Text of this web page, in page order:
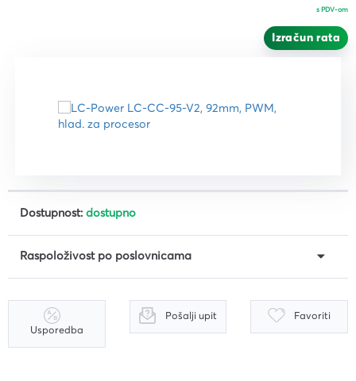
s PDV-om
Izračun rata
Dostupnost: dostupno
Raspoloživost po poslovnicama
Usporedba
Pošalji upit Favoriti